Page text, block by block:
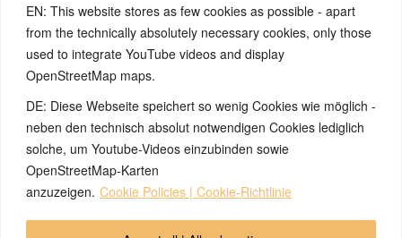
EN: This website stores as few cookies as possible - apart
from the technically absolutely necessary cookies, only those
used to integrate YouTube videos and display
OpenStreetMap maps.
DE: Diese Webseite speichert so wenig Cookies wie möglich -
neben den technisch absolut notwendigen Cookies lediglich
solche, um Youtube-Videos einzubinden sowie
OpenStreetMap-Karten
anzuzeigen. Cookie Policies | Cookie-Richtlinie
Versuch einer Diagnose oder Behandlung! Wir übernehmen keinerlei Gewähr für die
Korrektheit, Aktualität, Vollständigkeit oder Qualität der Informationen auf dieser
Website. Zusätzlich müssen wir jede Haftung oder Garantie ausschließen. Dies gilt
auch für alle Verweise (Links), die direkt oder indirekt angeboten werden. Wir
können für die Inhalte solcher externen Sites, die Sie mittels eines Links oder
sonstiger Hinweise erreichen, keine Verantwortung übernehmen. Ferner haften wir
nicht für direkte oder indirekte Schäden, die auf Informationen zurückgeführt werden
können, die auf diesen externen Websites stehen
© 2026 by Ingmar Marquardt